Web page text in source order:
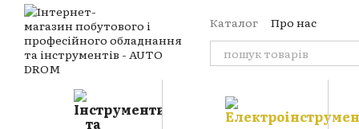
Перейти до основного контенту
Каталог
Про нас
Оплата і доставка
Обмін та повернення
Угода користувача